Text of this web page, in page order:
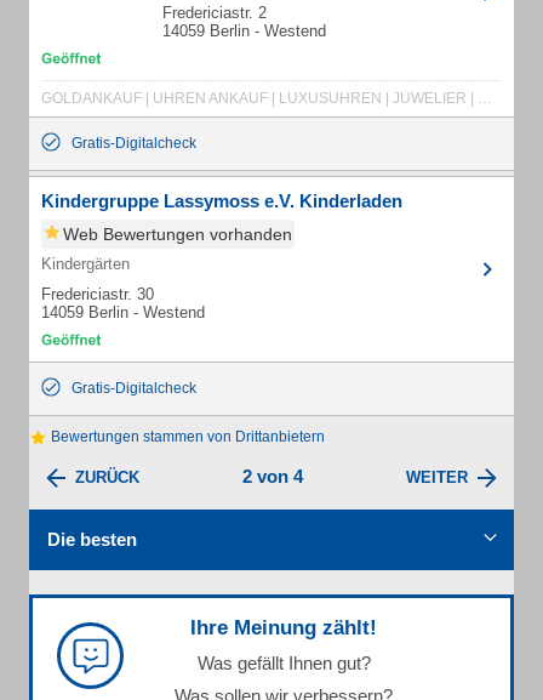
Fredericiastr. 2
14059 Berlin - Westend
GOLDANKAUF | UHREN ANKAUF | LUXUSUHREN | JUWELIER | HANDTASCHEN | GOLDMÜNZEN | SILBERMÜNZEN | MÜNZHANDEL | ANTIQUITÄTEN | PELZANKAUF | GOLDSCHMUCK | SILBERSCHMUCK | SCHMUCK | UHREN | GOLD | SILBER | MÜNZEN | PELZE | TASCHENUHREN
Gratis-Digitalcheck
Kindergruppe Lassymoss e.V. Kinderladen
Web Bewertungen vorhanden
Kindergärten
Fredericiastr. 30
14059 Berlin - Westend
Gratis-Digitalcheck
Bewertungen stammen von Drittanbietern
ZURÜCK 2 von 4 WEITER
Die besten
Ihre Meinung zählt!
Was gefällt Ihnen gut?